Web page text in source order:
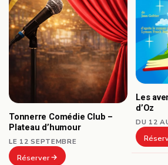
Tonnerre Comédie Club –
Plateau d’humour
LE 12 SEPTEMBRE
Réserver
Les
d’Oz
DU 12